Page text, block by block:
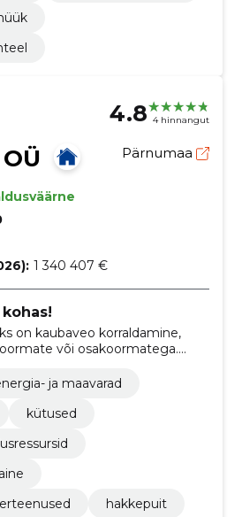
4.8 4 hinnangut
Pärnumaa
1 340 407 €
on kaubaveo korraldamine,
või osakoormatega.
oluline ja iga tellimus väärib
tagame, et Sinu kaup jõuaks
sihtkohta.
ja maavarad
kütused
hakkepuit